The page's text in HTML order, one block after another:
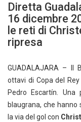
Diretta
16 dicembre
le reti di
ripresa
GUADALAJARA – Il
ottavi di Copa del
Pedro Escartín.
blaugrana, che
la via del gol con